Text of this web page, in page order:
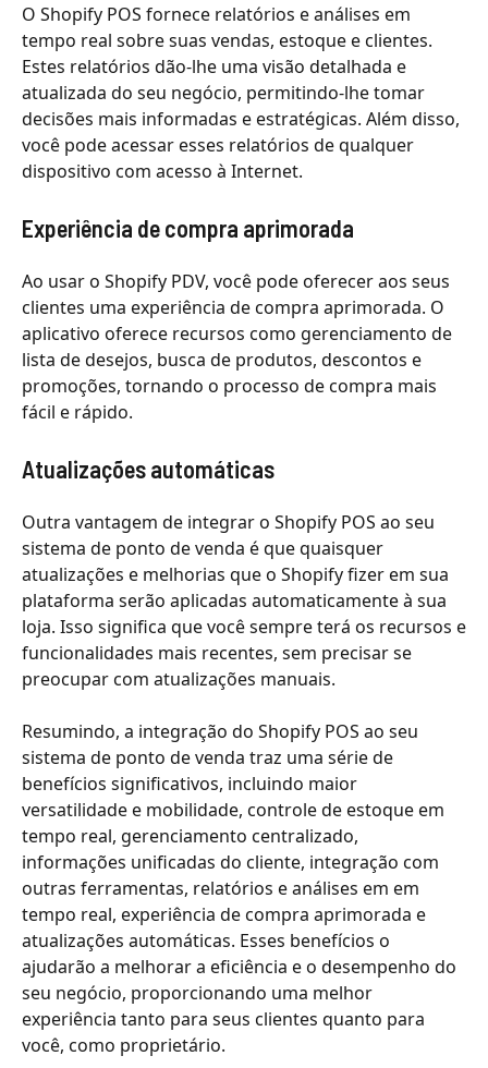
O Shopify POS fornece relatórios e análises em
tempo real sobre suas vendas, estoque e clientes.
Estes relatórios dão-lhe uma visão detalhada e
atualizada do seu negócio, permitindo-lhe tomar
decisões mais informadas e estratégicas. Além disso,
você pode acessar esses relatórios de qualquer
dispositivo com acesso à Internet.
Experiência de compra aprimorada
Ao usar o Shopify PDV, você pode oferecer aos seus
clientes uma experiência de compra aprimorada. O
aplicativo oferece recursos como gerenciamento de
lista de desejos, busca de produtos, descontos e
promoções, tornando o processo de compra mais
fácil e rápido.
Atualizações automáticas
Outra vantagem de integrar o Shopify POS ao seu
sistema de ponto de venda é que quaisquer
atualizações e melhorias que o Shopify fizer em sua
plataforma serão aplicadas automaticamente à sua
loja. Isso significa que você sempre terá os recursos e
funcionalidades mais recentes, sem precisar se
preocupar com atualizações manuais.
Resumindo, a integração do Shopify POS ao seu
sistema de ponto de venda traz uma série de
benefícios significativos, incluindo maior
versatilidade e mobilidade, controle de estoque em
tempo real, gerenciamento centralizado,
informações unificadas do cliente, integração com
outras ferramentas, relatórios e análises em em
tempo real, experiência de compra aprimorada e
atualizações automáticas. Esses benefícios o
ajudarão a melhorar a eficiência e o desempenho do
seu negócio, proporcionando uma melhor
experiência tanto para seus clientes quanto para
você, como proprietário.